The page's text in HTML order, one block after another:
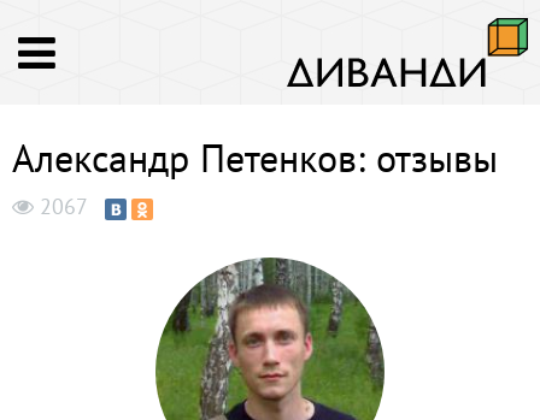
Александр Петенков: отзывы
2067